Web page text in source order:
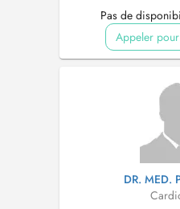
Pas de
Appeler
DR. MED.